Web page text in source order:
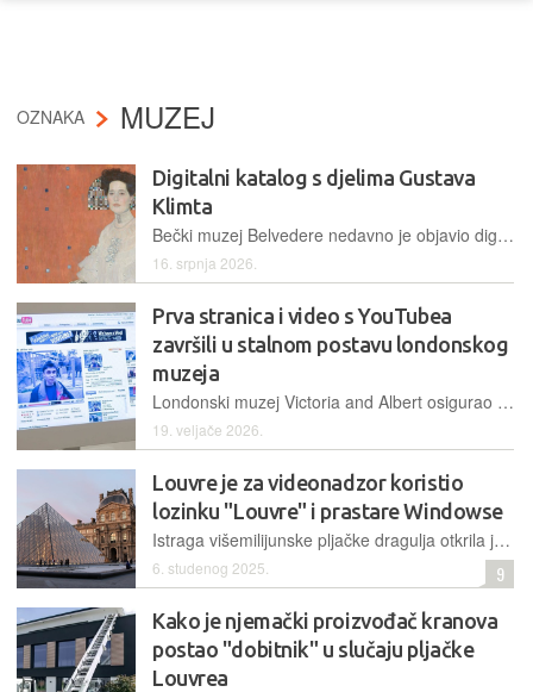
OZNAKA MUZEJ
Digitalni katalog s djelima Gustava
Klimta
Bečki muzej Belvedere nedavno je objavio digitalni katalog Klimtovih djela iz svog fundusa te najnovija istraživačka otkrića i detaljnu dokumentaciju o stvaralaštvu bečkog slikara
16. srpnja 2026.
Prva stranica i video s YouTubea
završili u stalnom postavu londonskog
muzeja
Londonski muzej Victoria and Albert osigurao je povijesni digitalni artefakt, prvu stranicu YouTubea s videozapisom "Me at the zoo" te izvorni kod prvog YouTubeovog korisničkog sučelja
19. veljače 2026.
Louvre je za videonadzor koristio
lozinku "Louvre" i prastare Windowse
Istraga višemilijunske pljačke dragulja otkrila je šokantan sigurnosni propust – nadzorni sustav najpoznatijeg svjetskog muzeja godinama je bio zaštićen najjednostavnijom mogućom lozinkom
6. studenog 2025. 9
Kako je njemački proizvođač kranova
postao "dobitnik" u slučaju pljačke
Louvrea